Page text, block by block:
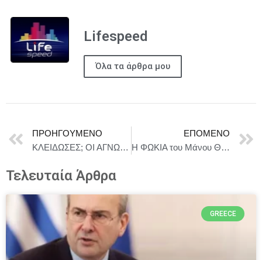
Lifespeed
Όλα τα άρθρα μου
ΠΡΟΗΓΟΎΜΕΝΟ
ΚΛΕΙΔΩΣΕΣ; ΟΙ ΑΓΝΩΣΤΟΙ 3 (STRANGERS, CHAPTER 3) | 5 Φεβρουαρίου στους κινηματογράφους
ΕΠΌΜΕΝΟ
Η ΦΩΚΙΑ του Μάνου Θηραίου, σε σκηνοθεσία Βλάση Πασιούδη και Μάνου Θηραίου || Από 1 Μαρτίου / Στο Θέατρο Άβατον
Τελευταία Άρθρα
GREECE